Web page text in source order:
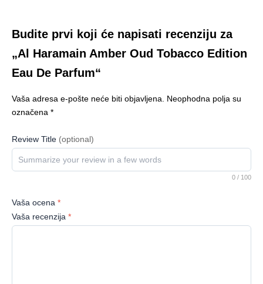
Budite prvi koji će napisati recenziju za
„Al Haramain Amber Oud Tobacco Edition
Eau De Parfum“
Vaša adresa e-pošte neće biti objavljena. Neophodna polja su
označena *
Review Title (optional)
0 / 100
Vaša ocena *
Vaša recenzija *